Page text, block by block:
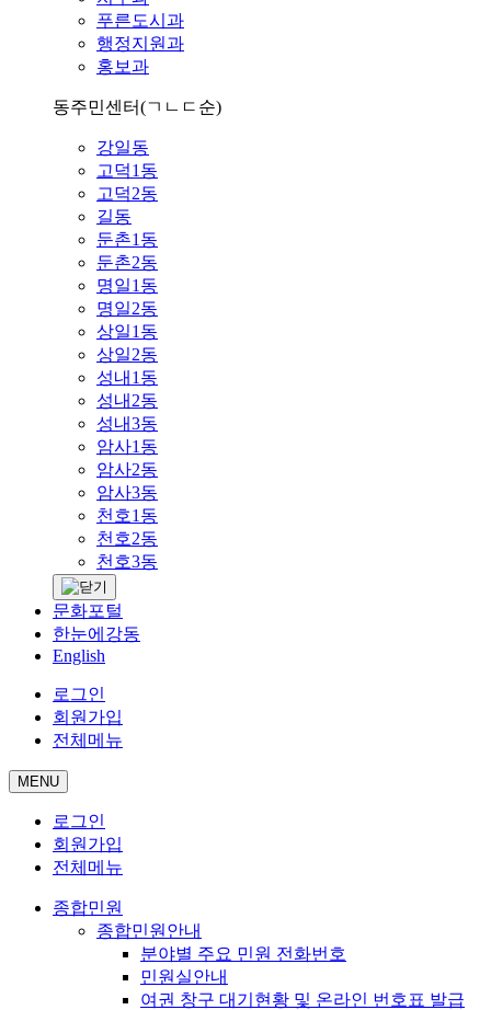
푸른도시과
행정지원과
홍보과
동주민센터(ㄱㄴㄷ순)
강일동
고덕1동
고덕2동
길동
둔촌1동
둔촌2동
명일1동
명일2동
상일1동
상일2동
성내1동
성내2동
성내3동
암사1동
암사2동
암사3동
천호1동
천호2동
천호3동
문화포털
한눈에강동
English
로그인
회원가입
전체메뉴
MENU
로그인
회원가입
전체메뉴
종합민원
종합민원안내
분야별 주요 민원 전화번호
민원실안내
여권 창구 대기현황 및 온라인 번호표 발급